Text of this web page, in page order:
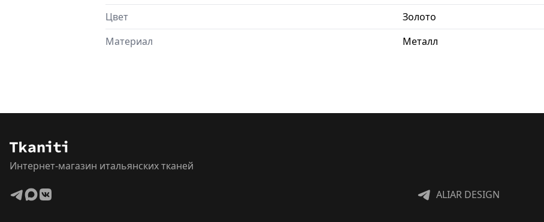
Цвет
Золото
Материал
Металл
Интернет-магазин итальянских тканей
ALIAR DESIGN